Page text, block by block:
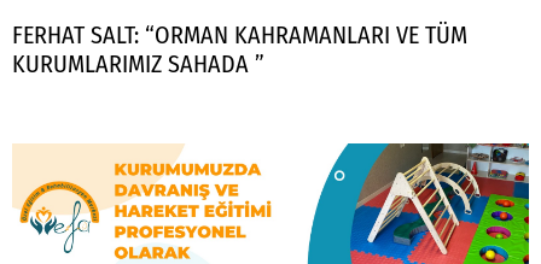
FERHAT SALT: “ORMAN KAHRAMANLARI VE TÜM
KURUMLARIMIZ SAHADA ”